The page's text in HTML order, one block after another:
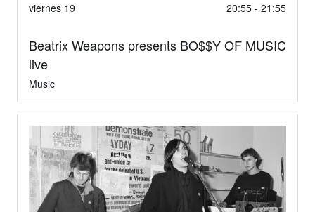
viernes 19 20:55 - 21:55
Beatrix Weapons presents BO$$Y OF MUSIC
live
Music